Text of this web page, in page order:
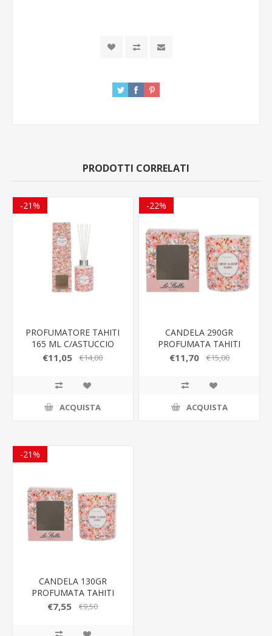
PRODOTTI CORRELATI
-21%
PROFUMATORE TAHITI
165 ML C/ASTUCCIO
€11,05 €14,00
ACQUISTA
-22%
CANDELA 290GR
PROFUMATA TAHITI
d.9x10CM C/ASTUCCIO
€11,70 €15,00
ACQUISTA
-21%
CANDELA 130GR
PROFUMATA TAHITI
d.7x8CM C/ASTUCCIO
€7,55 €9,50